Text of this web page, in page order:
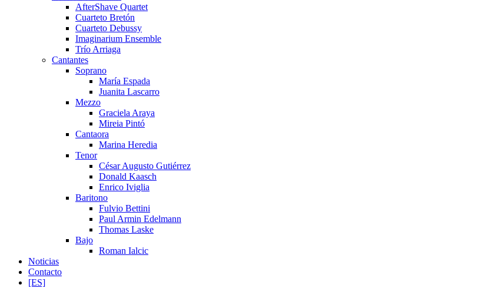
AfterShave Quartet
Cuarteto Bretón
Cuarteto Debussy
Imaginarium Ensemble
Trío Arriaga
Cantantes
Soprano
María Espada
Juanita Lascarro
Mezzo
Graciela Araya
Mireia Pintó
Cantaora
Marina Heredia
Tenor
César Augusto Gutiérrez
Donald Kaasch
Enrico Iviglia
Baritono
Fulvio Bettini
Paul Armin Edelmann
Thomas Laske
Bajo
Roman Ialcic
Noticias
Contacto
[ES]